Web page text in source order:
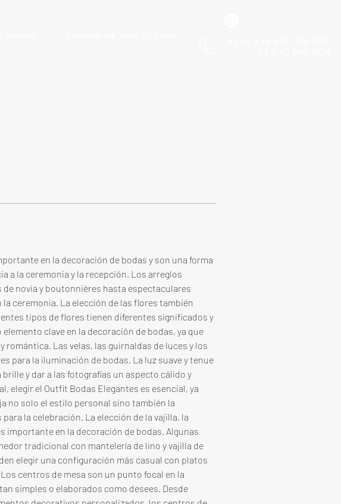
en la decoración de bodas y son una forma
a la ceremonia y la recepción. Los arreglos
novia y boutonnières hasta espectaculares
ceremonia. La elección de las flores también
tipos de flores tienen diferentes significados y
clave en la decoración de bodas, ya que
romántica. Las velas, las guirnaldas de luces y los
para la iluminación de bodas. La luz suave y tenue
y dar a las fotografías un aspecto cálido y
elegir el Outfit Bodas Elegantes es esencial, ya
no solo el estilo personal sino también la
la celebración. La elección de la vajilla, la
importante en la decoración de bodas. Algunas
tradicional con mantelería de lino y vajilla de
elegir una configuración más casual con platos
centros de mesa son un punto focal en la
simples o elaborados como desees. Desde